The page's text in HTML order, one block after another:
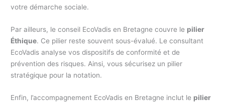
votre démarche sociale.
Par ailleurs, le conseil EcoVadis en Bretagne couvre le pilier
Éthique. Ce pilier reste souvent sous-évalué. Le consultant
EcoVadis analyse vos dispositifs de conformité et de
prévention des risques. Ainsi, vous sécurisez un pilier
stratégique pour la notation.
Enfin, l’accompagnement EcoVadis en Bretagne inclut le pilier